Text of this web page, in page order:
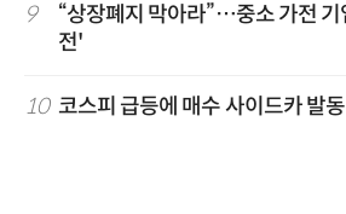
9
“상장폐지 막아라”…중소 가전 기
전'
10 코스피 급등에 매수 사이드카 발동